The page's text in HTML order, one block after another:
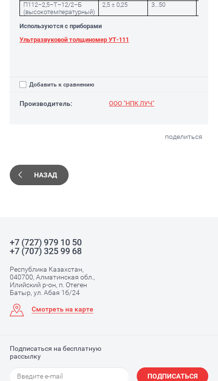
П112–2,5–Т–12/2–Б
(высокотемпературный)
2,5 ± 0,25 3…50
Используются с приборами
Ультразвуковой толщиномер УТ-111
Добавить к сравнению
Производитель: ООО "НПК ЛУЧ"
поделиться
НАЗАД
+7 (727) 979 10 50
+7 (707) 325 99 68
Республика Казахстан,
040700, Алматинская обл.,
Илийский р-он, п. Отеген
Батыр, ул. Абая 1б/24
Смотреть на карте
Подписаться на бесплатную
рассылку
ПОДПИСАТЬСЯ